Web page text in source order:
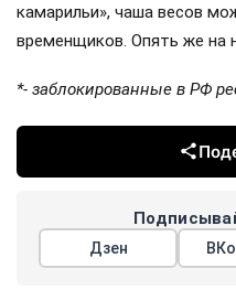
камарильи», чаша весов
временщиков. Опять же на
*- заблокированные в РФ
Дзен